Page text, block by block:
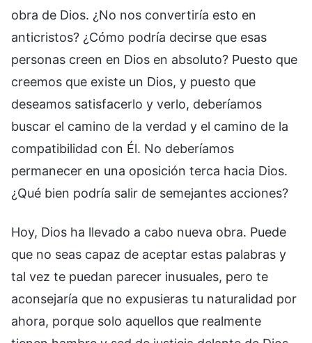
obra de Dios. ¿No nos convertiría esto en
anticristos? ¿Cómo podría decirse que esas
personas creen en Dios en absoluto? Puesto que
creemos que existe un Dios, y puesto que
deseamos satisfacerlo y verlo, deberíamos
buscar el camino de la verdad y el camino de la
compatibilidad con Él. No deberíamos
permanecer en una oposición terca hacia Dios.
¿Qué bien podría salir de semejantes acciones?
Hoy, Dios ha llevado a cabo nueva obra. Puede
que no seas capaz de aceptar estas palabras y
tal vez te puedan parecer inusuales, pero te
aconsejaría que no expusieras tu naturalidad por
ahora, porque solo aquellos que realmente